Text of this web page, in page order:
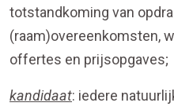
totstandkoming van
(raam)overeenkomsten,
offertes en prijsopgaves;
kandidaat: iedere